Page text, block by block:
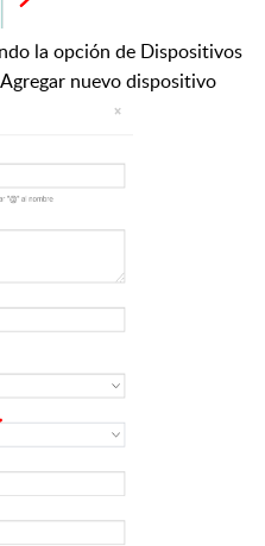
la opción de Dispositivos
nuevo dispositivo